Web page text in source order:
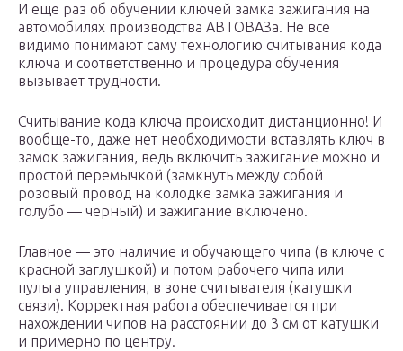
И еще раз об обучении ключей замка зажигания на
автомобилях производства АВТОВАЗа. Не все
видимо понимают саму технологию считывания кода
ключа и соответственно и процедура обучения
вызывает трудности.
Считывание кода ключа происходит дистанционно! И
вообще-то, даже нет необходимости вставлять ключ в
замок зажигания, ведь включить зажигание можно и
простой перемычкой (замкнуть между собой
розовый провод на колодке замка зажигания и
голубо — черный) и зажигание включено.
Главное — это наличие и обучающего чипа (в ключе с
красной заглушкой) и потом рабочего чипа или
пульта управления, в зоне считывателя (катушки
связи). Корректная работа обеспечивается при
нахождении чипов на расстоянии до 3 см от катушки
и примерно по центру.